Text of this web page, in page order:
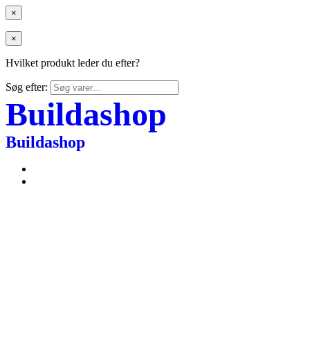
×
×
Hvilket produkt leder du efter?
Søg efter:
Buildashop
Buildashop